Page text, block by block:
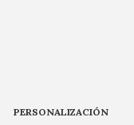
PERSONALIZACIÓN